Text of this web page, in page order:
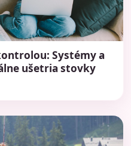
Systémy a
ušetria stovky